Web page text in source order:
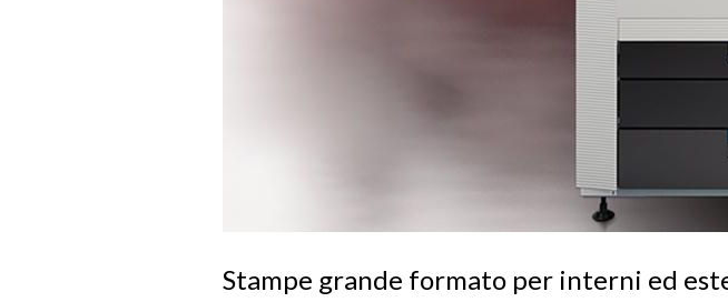
Stampe grande formato per interni ed